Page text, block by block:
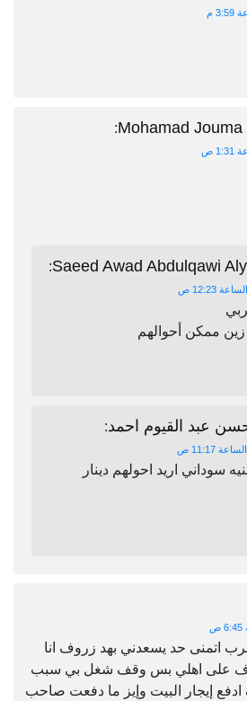
Mohamad Jouma
:
Saeed Awad Abdulqawi
:
ممكن أحوالهم
حسن عبد القيوم احمد:
الف جنيه سوداني اريد احولهم دينار
اتمنى حد يسعدني بهد زروف انا
وبصرف على اهلي بس وقف شغل بي سبب
إيجار البيت وإيز ما دفعت صاحب